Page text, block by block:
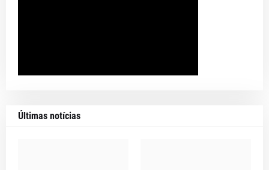
Últimas notícias